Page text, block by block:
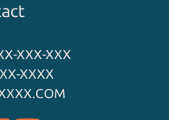
XXX-XXX
XXXX